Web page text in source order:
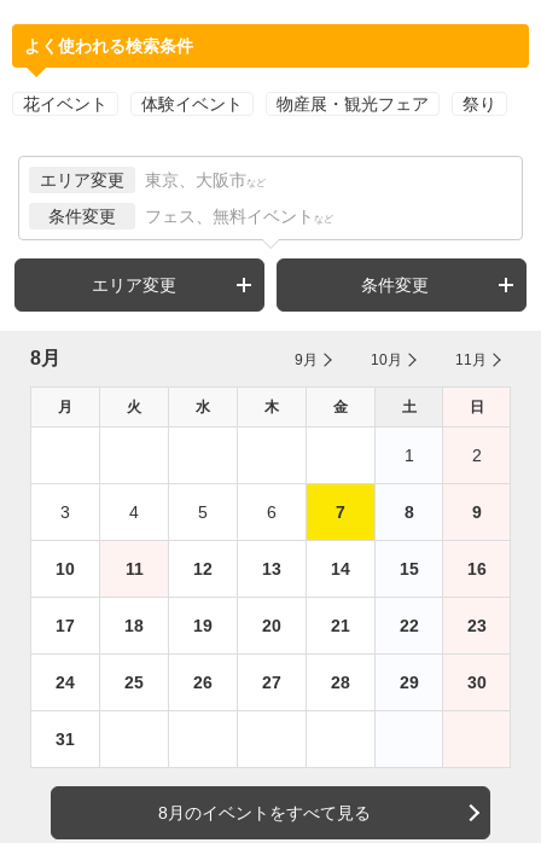
よく使われる検索条件
花イベント 体験イベント 物産展・観光フェア 祭り
エリア変更 東京、大阪市 など
条件変更 フェス、無料イベント など
エリア変更 条件変更
8月 9月 10月 11月
月 火 水 木 金 土 日
1 2
3 4 5 6 7 8 9
10 11 12 13 14 15 16
17 18 19 20 21 22 23
24 25 26 27 28 29 30
31
8月のイベントをすべて見る